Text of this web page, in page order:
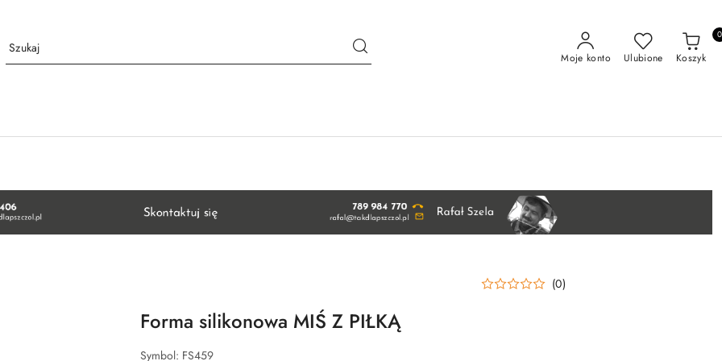
Moje konto Ulubione Koszyk
0
(0)
Forma silikonowa MIŚ Z PIŁKĄ
Symbol: FS459